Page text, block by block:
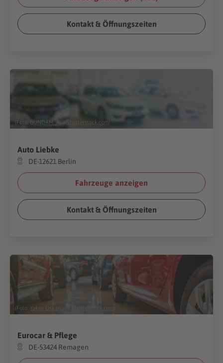
Kontakt & Öffnungszeiten
(Foto: GUNDAM_Ai / Shutterstock.com)
Auto Liebke
DE-12621 Berlin
Fahrzeuge anzeigen
Kontakt & Öffnungszeiten
(Foto: Yakov Oskanov Shutterstock.com
Eurocar & Pflege
DE-53424 Remagen